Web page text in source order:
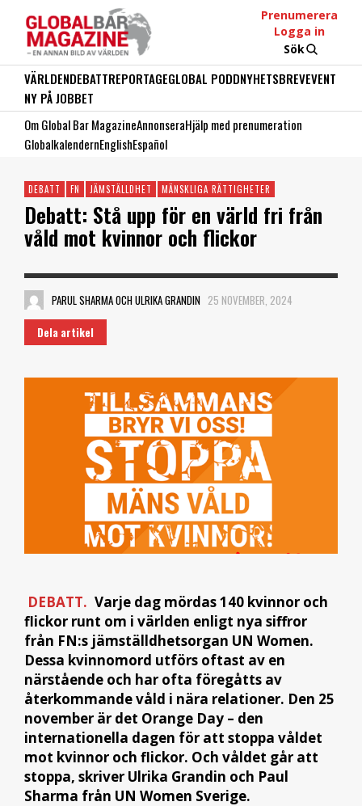
Prenumerera
Logga in
Sök
VÄRLDENDEBATTREPORTAGEGLOBAL PODDNYHETSBREVEVENT
NY PÅ JOBBET
Om Global Bar MagazineAnnonseraHjälp med prenumeration
GlobalkalendernEnglishEspañol
DEBATT FN JÄMSTÄLLDHET MÄNSKLIGA RÄTTIGHETER
Debatt: Stå upp för en värld fri från
våld mot kvinnor och flickor
PARUL SHARMA OCH ULRIKA GRANDIN 25 NOVEMBER, 2024
Dela artikel
DEBATT. Varje dag mördas 140 kvinnor och
flickor runt om i världen enligt nya siffror
från FN:s jämställdhetsorgan UN Women.
Dessa kvinnomord utförs oftast av en
närstående och har ofta föregåtts av
återkommande våld i nära relationer. Den 25
november är det Orange Day – den
internationella dagen för att stoppa våldet
mot kvinnor och flickor. Och våldet går att
stoppa, skriver Ulrika Grandin och Paul
Sharma från UN Women Sverige.